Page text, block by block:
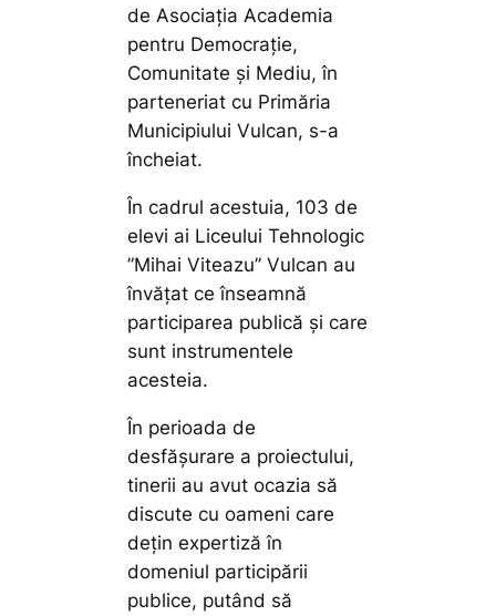
de Asociația Academia
pentru Democrație,
Comunitate și Mediu, în
parteneriat cu Primăria
Municipiului Vulcan, s-a
încheiat.
În cadrul acestuia, 103 de
elevi ai Liceului Tehnologic
”Mihai Viteazu” Vulcan au
învățat ce înseamnă
participarea publică și care
sunt instrumentele
acesteia.
În perioada de
desfășurare a proiectului,
tinerii au avut ocazia să
discute cu oameni care
dețin expertiză în
domeniul participării
publice, putând să